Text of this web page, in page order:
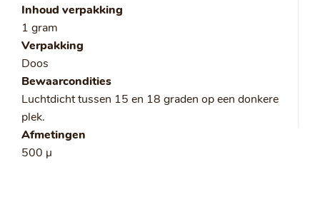
Inhoud verpakking
1 gram
Verpakking
Doos
Bewaarcondities
Luchtdicht tussen 15 en 18 graden op een donkere
plek.
Afmetingen
500 µ